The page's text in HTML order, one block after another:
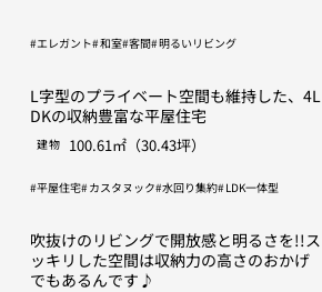
エレガント 和室 客間 明るいリビング
L字型のプライベート空間も維持した、4L
DKの収納豊富な平屋住宅
建物 100.61㎡（30.43坪）
平屋住宅 カスタヌック 水回り集約 LDK一体型
吹抜けのリビングで開放感と明るさを!!ス
ッキリした空間は収納力の高さのおかげ
でもあるんです♪